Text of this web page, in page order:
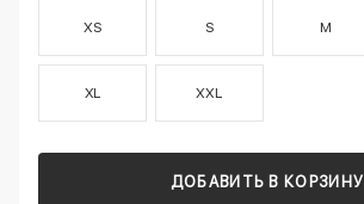
XS S M
XL XXL
ДОБАВИТЬ В КОРЗИНУ